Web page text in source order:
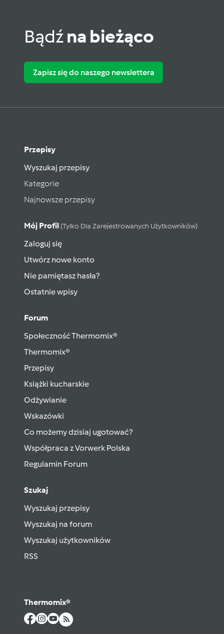
Bądźna bieżąco
Zapisz się do naszego newslettera
Przepisy
Wyszukaj przepisy
Kategorie
Najnowsze przepisy
Mój Profil (tylko Dla Zarejestrowanych Użytkowników)
Zaloguj się
Utwórz nowe konto
Nie pamiętasz hasła?
Ostatnie wpisy
Forum
Społeczność Thermomix®
Thermomix®
Przepisy
Książki kucharskie
Odżywianie
Wskazówki
Co możemy dzisiaj ugotować?
Współpraca z Vorwerk Polska
Regulamin Forum
Szukaj
Wyszukaj przepisy
Wyszukaj na forum
Wyszukaj użytkowników
RSS
Thermomix®